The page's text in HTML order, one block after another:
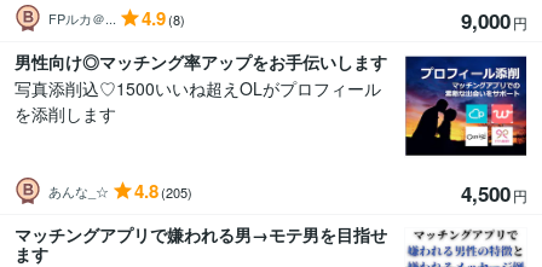
FPルカ＠... 4.9(8) 9,000円
男性向け◎マッチング率アップをお手伝いします
写真添削込♡1500いいね超えOLがプロフィール
を添削します
あんな_☆ 4.8(205) 4,500円
マッチングアプリで嫌われる男→モテ男を目指せ
ます